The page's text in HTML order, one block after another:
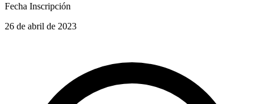
Fecha Inscripción
26 de abril de 2023